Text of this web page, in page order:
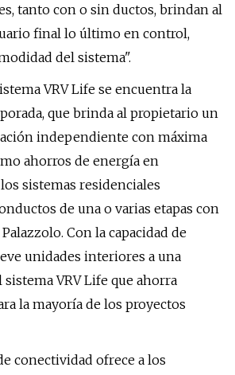
tanto con o sin ductos, brindan al
final lo último en control,
del sistema".
VRV Life se encuentra la
que brinda al propietario un
independiente con máxima
ahorros de energía en
sistemas residenciales
de una o varias etapas con
Con la capacidad de
unidades interiores a una
VRV Life que ahorra
la mayoría de los proyectos
conectividad ofrece a los